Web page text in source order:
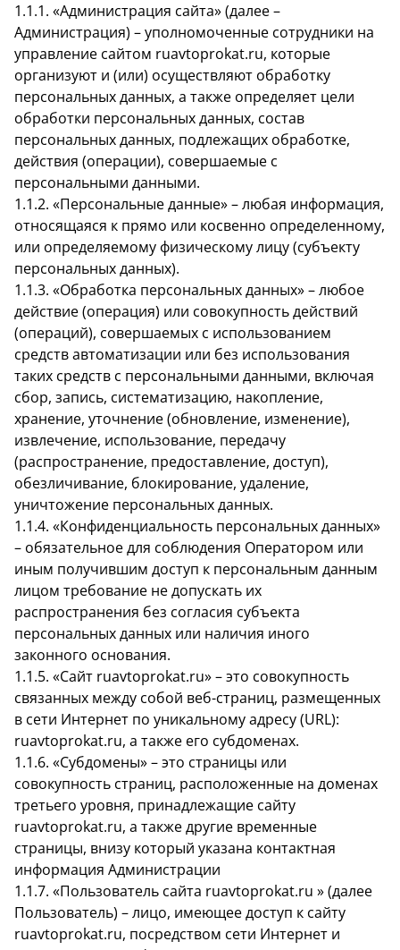
1.1.1. «Администрация сайта» (далее –
Администрация) – уполномоченные сотрудники на
управление сайтом ruavtoprokat.ru, которые
организуют и (или) осуществляют обработку
персональных данных, а также определяет цели
обработки персональных данных, состав
персональных данных, подлежащих обработке,
действия (операции), совершаемые с
персональными данными.
1.1.2. «Персональные данные» – любая информация,
относящаяся к прямо или косвенно определенному,
или определяемому физическому лицу (субъекту
персональных данных).
1.1.3. «Обработка персональных данных» – любое
действие (операция) или совокупность действий
(операций), совершаемых с использованием
средств автоматизации или без использования
таких средств с персональными данными, включая
сбор, запись, систематизацию, накопление,
хранение, уточнение (обновление, изменение),
извлечение, использование, передачу
(распространение, предоставление, доступ),
обезличивание, блокирование, удаление,
уничтожение персональных данных.
1.1.4. «Конфиденциальность персональных данных»
– обязательное для соблюдения Оператором или
иным получившим доступ к персональным данным
лицом требование не допускать их
распространения без согласия субъекта
персональных данных или наличия иного
законного основания.
1.1.5. «Сайт ruavtoprokat.ru» – это совокупность
связанных между собой веб-страниц, размещенных
в сети Интернет по уникальному адресу (URL):
ruavtoprokat.ru, а также его субдоменах.
1.1.6. «Субдомены» – это страницы или
совокупность страниц, расположенные на доменах
третьего уровня, принадлежащие сайту
ruavtoprokat.ru, а также другие временные
страницы, внизу который указана контактная
информация Администрации
1.1.7. «Пользователь сайта ruavtoprokat.ru » (далее
Пользователь) – лицо, имеющее доступ к сайту
ruavtoprokat.ru, посредством сети Интернет и